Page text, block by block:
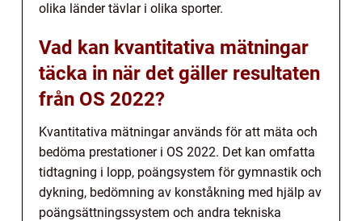
olika länder tävlar i olika sporter.
Vad kan kvantitativa mätningar
täcka in när det gäller resultaten
från OS 2022?
Kvantitativa mätningar används för att mäta och
bedöma prestationer i OS 2022. Det kan omfatta
tidtagning i lopp, poängsystem för gymnastik och
dykning, bedömning av konståkning med hjälp av
poängsättningssystem och andra tekniska